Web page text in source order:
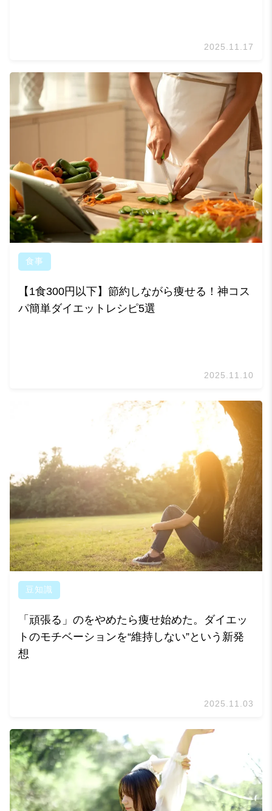
2025.11.17
食事
【1食300円以下】節約しながら痩せる！神コス
パ簡単ダイエットレシピ5選
2025.11.10
豆知識
「頑張る」のをやめたら痩せ始めた。ダイエッ
トのモチベーションを“維持しない”という新発
想
2025.11.03